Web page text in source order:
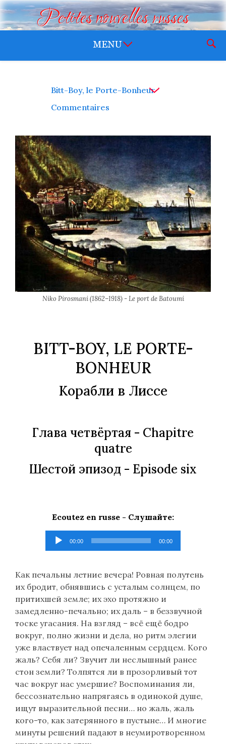
Petites nouvelles russes
Bitt-Boy, le Porte-Bonheur
Commentaires
Niko Pirosmani (1862–1918) - Le port de Batoumi
BITT-BOY, LE PORTE-
BONHEUR
Корабли в Лиссе
Глава четвёртая - Chapitre
quatre
Шестой эпизод - Episode six
Ecoutez en russe - Слушайте:
Lecteur
audio
00:00 00:00
Как печальны летние вечера! Ровная полутень
их бродит, обнявшись с усталым солнцем, по
притихшей земле; их эхо протяжно и
замедленно-печально; их даль – в беззвучной
тоске угасания. На взгляд – всё ещё бодро
вокруг, полно жизни и дела, но ритм элегии
уже властвует над опечаленным сердцем. Кого
жаль? Себя ли? Звучит ли неслышный ранее
стон земли? Толпятся ли в прозорливый тот
час вокруг нас умершие? Воспоминания ли,
бессознательно напрягаясь в одинокой душе,
ищут выразительной песни… но жаль, жаль
кого-то, как затерянного в пустыне… И многие
минуты решений падают в неумиротворенном